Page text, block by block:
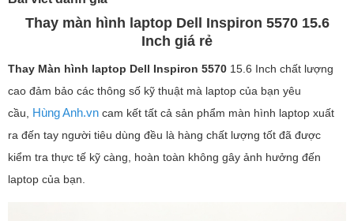
Thay màn hình laptop Dell Inspiron 5570 15.6
Inch giá rẻ
Thay Màn hình laptop Dell Inspiron 5570 15.6 Inch chất lượng
cao đảm bảo các thông số kỹ thuật mà laptop của bạn yêu
cầu, Hùng Anh.vn cam kết tất cả sản phẩm màn hình laptop xuất
ra đến tay người tiêu dùng đều là hàng chất lượng tốt đã được
kiểm tra thực tế kỹ càng, hoàn toàn không gây ảnh hưởng đến
laptop của bạn.